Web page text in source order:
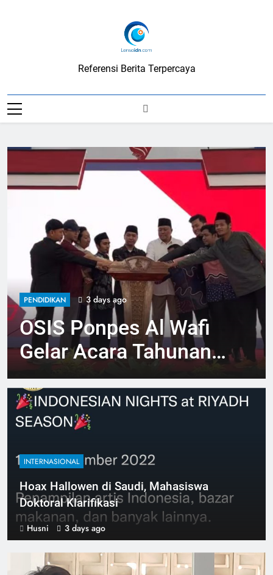
LensaIDN
Referensi Berita Terpercaya
PENDIDIKAN 3 days ago
OSIS Ponpes Al Wafi
Gelar Acara Tahunan
Wafifest 2026, Acara
Keren 100% Karya
Santri
INTERNASIONAL
Hoax Hallowen di Saudi, Mahasiswa
Doktoral Klarifikasi
Husni 3 days ago